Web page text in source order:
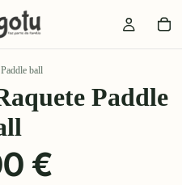
ball
Paddle
€